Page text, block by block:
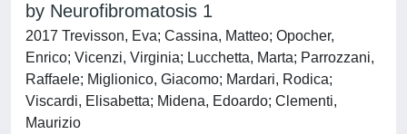
by Neurofibromatosis 1
2017 Trevisson, Eva; Cassina, Matteo; Opocher,
Enrico; Vicenzi, Virginia; Lucchetta, Marta; Parrozzani,
Raffaele; Miglionico, Giacomo; Mardari, Rodica;
Viscardi, Elisabetta; Midena, Edoardo; Clementi,
Maurizio